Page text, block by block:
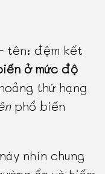
tên: đệm kết
ở mức độ
thứ hạng
phổ biến
nhìn chung